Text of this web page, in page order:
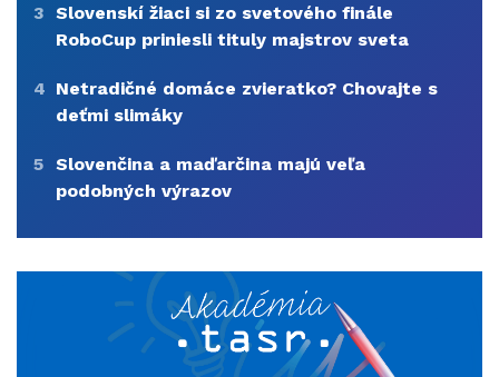
3 Slovenskí žiaci si zo svetového finále
RoboCup priniesli tituly majstrov sveta
4 Netradičné domáce zvieratko? Chovajte s
deťmi slimáky
5 Slovenčina a maďarčina majú veľa
podobných výrazov